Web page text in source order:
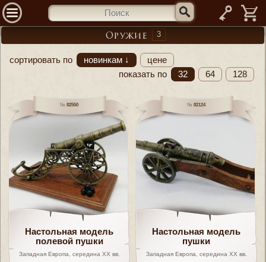
—
Оружие 3
сортировать по новинкам ↓
цене
показать по
32 64 128
82550
Настольная модель
полевой пушки
Западная Европа, середина XX вв.
82124
Настольная модель
пушки
Западная Европа, середина XX вв.